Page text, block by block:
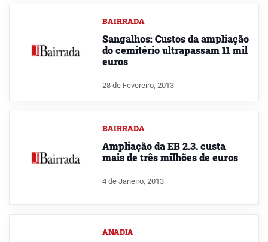
BAIRRADA
Sangalhos: Custos da ampliação
do cemitério ultrapassam 11 mil
euros
28 de Fevereiro, 2013
BAIRRADA
Ampliação da EB 2.3. custa
mais de três milhões de euros
4 de Janeiro, 2013
ANADIA